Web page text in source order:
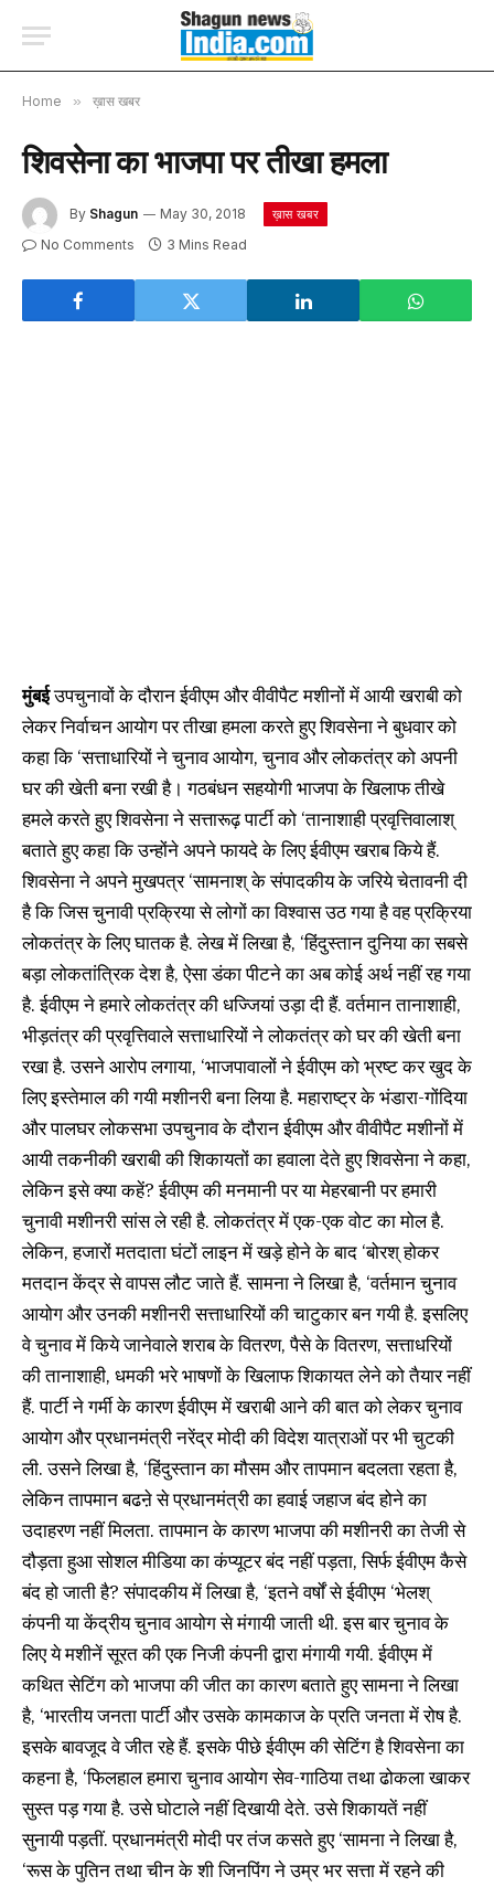
Home » ख़ास खबर
शिवसेना का भाजपा पर तीखा हमला
By Shagun May 30, 2018 ख़ास खबर
No Comments 3 Mins Read
मुंबईउपचुनावों के दौरान ईवीएम और वीवीपैट मशीनों में आयी खराबी को
लेकर निर्वाचन आयोग पर तीखा हमला करते हुए शिवसेना ने बुधवार को
कहा कि ‘सत्ताधारियों ने चुनाव आयोग, चुनाव और लोकतंत्र को अपनी
घर की खेती बना रखी है। गठबंधन सहयोगी भाजपा के खिलाफ तीखे
हमले करते हुए शिवसेना ने सत्तारूढ़ पार्टी को ‘तानाशाही प्रवृत्तिवालाश्
बताते हुए कहा कि उन्होंने अपने फायदे के लिए ईवीएम खराब किये हैं.
शिवसेना ने अपने मुखपत्र ‘सामनाश् के संपादकीय के जरिये चेतावनी दी
है कि जिस चुनावी प्रक्रिया से लोगों का विश्वास उठ गया है वह प्रक्रिया
लोकतंत्र के लिए घातक है. लेख में लिखा है, ‘हिंदुस्तान दुनिया का सबसे
बड़ा लोकतांत्रिक देश है, ऐसा डंका पीटने का अब कोई अर्थ नहीं रह गया
है. ईवीएम ने हमारे लोकतंत्र की धज्जियां उड़ा दी हैं. वर्तमान तानाशाही,
भीड़तंत्र की प्रवृत्तिवाले सत्ताधारियों ने लोकतंत्र को घर की खेती बना
रखा है. उसने आरोप लगाया, ‘भाजपावालों ने ईवीएम को भ्रष्ट कर खुद के
लिए इस्तेमाल की गयी मशीनरी बना लिया है. महाराष्ट्र के भंडारा-गोंदिया
और पालघर लोकसभा उपचुनाव के दौरान ईवीएम और वीवीपैट मशीनों में
आयी तकनीकी खराबी की शिकायतों का हवाला देते हुए शिवसेना ने कहा,
लेकिन इसे क्या कहें? ईवीएम की मनमानी पर या मेहरबानी पर हमारी
चुनावी मशीनरी सांस ले रही है. लोकतंत्र में एक-एक वोट का मोल है.
लेकिन, हजारों मतदाता घंटों लाइन में खड़े होने के बाद ‘बोरश् होकर
मतदान केंद्र से वापस लौट जाते हैं. सामना ने लिखा है, ‘वर्तमान चुनाव
आयोग और उनकी मशीनरी सत्ताधारियों की चाटुकार बन गयी है. इसलिए
वे चुनाव में किये जानेवाले शराब के वितरण, पैसे के वितरण, सत्ताधरियों
की तानाशाही, धमकी भरे भाषणों के खिलाफ शिकायत लेने को तैयार नहीं
हैं. पार्टी ने गर्मी के कारण ईवीएम में खराबी आने की बात को लेकर चुनाव
आयोग और प्रधानमंत्री नरेंद्र मोदी की विदेश यात्राओं पर भी चुटकी
ली. उसने लिखा है, ‘हिंदुस्तान का मौसम और तापमान बदलता रहता है,
लेकिन तापमान बढऩे से प्रधानमंत्री का हवाई जहाज बंद होने का
उदाहरण नहीं मिलता. तापमान के कारण भाजपा की मशीनरी का तेजी से
दौड़ता हुआ सोशल मीडिया का कंप्यूटर बंद नहीं पड़ता, सिर्फ ईवीएम कैसे
बंद हो जाती है? संपादकीय में लिखा है, ‘इतने वर्षों से ईवीएम ‘भेलश्
कंपनी या केंद्रीय चुनाव आयोग से मंगायी जाती थी. इस बार चुनाव के
लिए ये मशीनें सूरत की एक निजी कंपनी द्वारा मंगायी गयी. ईवीएम में
कथित सेटिंग को भाजपा की जीत का कारण बताते हुए सामना ने लिखा
है, ‘भारतीय जनता पार्टी और उसके कामकाज के प्रति जनता में रोष है.
इसके बावजूद वे जीत रहे हैं. इसके पीछे ईवीएम की सेटिंग है शिवसेना का
कहना है, ‘फिलहाल हमारा चुनाव आयोग सेव-गाठिया तथा ढोकला खाकर
सुस्त पड़ गया है. उसे घोटाले नहीं दिखायी देते. उसे शिकायतें नहीं
सुनायी पड़तीं. प्रधानमंत्री मोदी पर तंज कसते हुए ‘सामना ने लिखा है,
‘रूस के पुतिन तथा चीन के शी जिनपिंग ने उम्र भर सत्ता में रहने की